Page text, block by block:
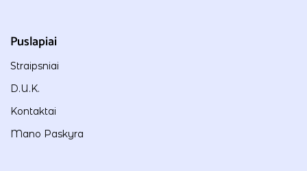
Puslapiai
Straipsniai
D.U.K.
Kontaktai
Mano Paskyra